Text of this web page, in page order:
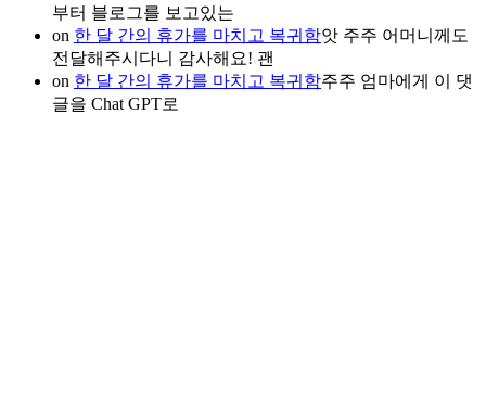
부터 블로그를 보고있는
on 한 달 간의 휴가를 마치고 복귀함앗 주주 어머니께도
전달해주시다니 감사해요! 괜
on 한 달 간의 휴가를 마치고 복귀함주주 엄마에게 이 댓
글을 Chat GPT로